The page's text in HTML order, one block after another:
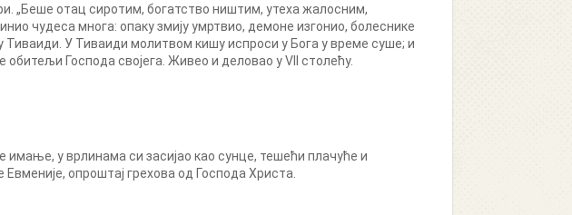
„Беше отац сиротим, богатство ништим, утеха жалосним,
чудеса многа: опаку змију умртвио, демоне изгонио, болеснике
У Тиваиди молитвом кишу испроси у Бога у време суше; и
Господа својега. Живео и деловао у VII столећу.
у врлинама си засијао као сунце, тешећи плачуће и
опроштај грехова од Господа Христа.